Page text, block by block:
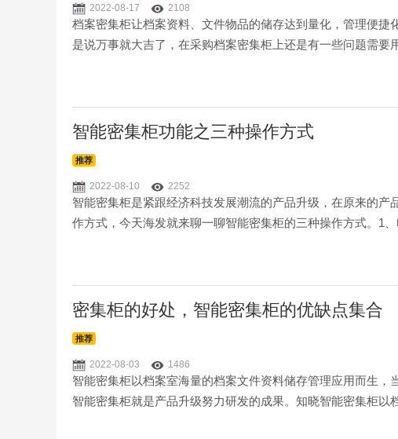
2022-08-17 2108
档案密集柜让档案资料、文件物品的储存达到量化，管理便
是说万事就大吉了，在采购档案密集柜上还是有一些问题需
智能密集柜功能之三种操作方式
推荐
2022-08-10 2252
智能密集柜是紧跟经济科技发展潮流的产品升级，在原来的
作方式，今天海发就来聊一聊智能密集柜的三种操作方式。1
密集柜的好处，智能密集柜的优缺点集合
推荐
2022-08-03 1486
智能密集柜以档案室海量的档案文件资料储存管理应用而生
智能密集柜就是产品升级努力研发的成果。知晓智能密集柜